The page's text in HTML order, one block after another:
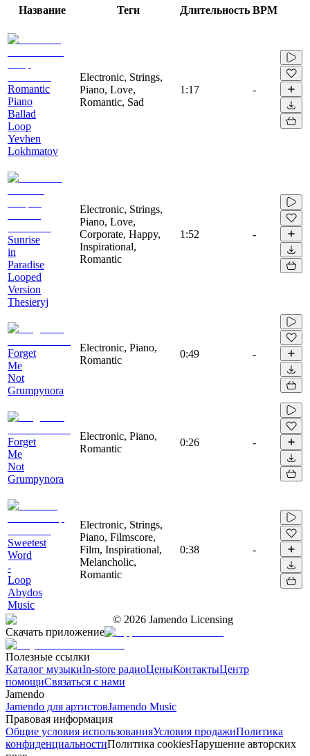
Название Теги Длительность BPM
Romantic
Piano
Ballad
Loop
Yevhen
Lokhmatov
Electronic, Strings,
Piano, Love,
Romantic, Sad
1:17 -
Sunrise
in
Paradise
Looped
Version
Thesieryj
Electronic, Strings,
Piano, Love,
Corporate, Happy,
Inspirational,
Romantic
1:52 -
Forget
Me
Not
Grumpynora
Electronic, Piano,
Romantic
0:49 -
Forget
Me
Not
Grumpynora
Electronic, Piano,
Romantic
0:26 -
Sweetest
Word
-
Loop
Abydos
Music
Electronic, Strings,
Piano, Filmscore,
Film, Inspirational,
Melancholic,
Romantic
0:38 -
© 2026 Jamendo Licensing
Скачать приложение
Полезные ссылки
Каталог музыкиIn-store радиоЦеныКонтактыЦентр
помощиСвязаться с нами
Jamendo
Jamendo для артистовJamendo Music
Правовая информация
Общие условия использованияУсловия продажиПолитика
конфиденциальностиПолитика cookiesНарушение авторских